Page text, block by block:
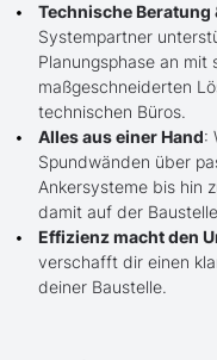
Technische Beratung
Systempartner
Planungsphase an mit
maßgeschneiderten
technischen Büros.
Alles aus einer Hand:
Spundwänden über
Ankersysteme bis hin
damit auf der
Effizienz macht den
verschafft dir einen
deiner Baustelle.